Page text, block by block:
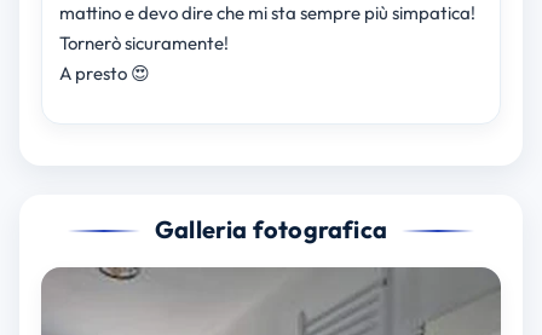
mattino e devo dire che mi sta sempre più simpatica!
Tornerò sicuramente!
A presto 😍
Galleria fotografica